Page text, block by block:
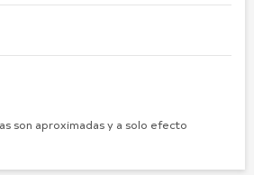
son aproximadas y a solo efecto